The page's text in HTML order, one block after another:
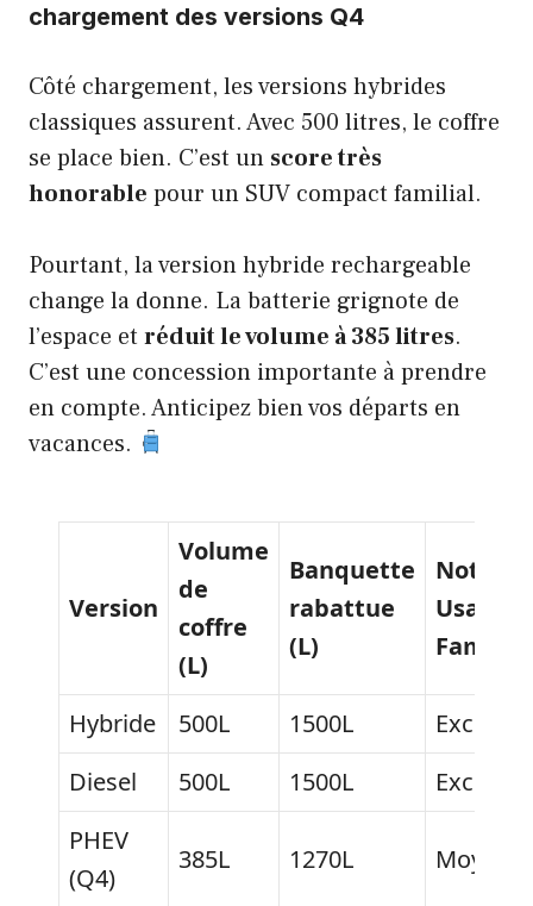
chargement des versions Q4
Côté chargement, les versions hybrides
classiques assurent. Avec 500 litres, le coffre
se place bien. C’est un score très
honorable pour un SUV compact familial.
Pourtant, la version hybride rechargeable
change la donne. La batterie grignote de
l’espace et réduit le volume à 385 litres.
C’est une concession importante à prendre
en compte. Anticipez bien vos départs en
vacances.
Version
Volume
de
coffre
(L)
Banquette
rabattue
(L)
Note
Usage
Familial
Hybride 500L 1500L
Excellent
Diesel
500L 1500L
Excellent
PHEV
(Q4)
385L 1270L Moyen